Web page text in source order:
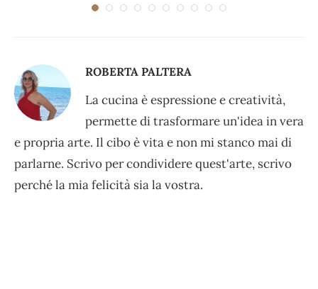
ROBERTA PALTERA
La cucina è espressione e creatività,
permette di trasformare un'idea in vera
e propria arte. Il cibo è vita e non mi stanco mai di
parlarne. Scrivo per condividere quest'arte, scrivo
perché la mia felicità sia la vostra.